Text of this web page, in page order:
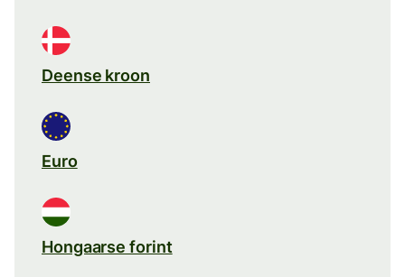
Deense kroon
Euro
Hongaarse forint